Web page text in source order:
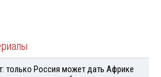
только Россия может дать Африке